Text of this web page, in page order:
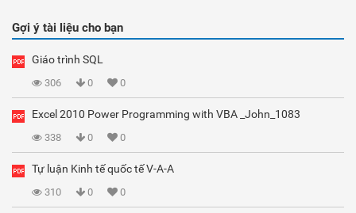
Gợi ý tài liệu cho bạn
Giáo trình SQL
306 0 0
Excel 2010 Power Programming with VBA _John_1083
338 0 0
Tự luận Kinh tế quốc tế V-A-A
310 0 0